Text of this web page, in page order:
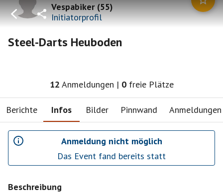
Vespabiker(55)
Initiatorprofil
Steel-Darts Heuboden
12 Anmeldungen | 0 freie Plätze
Berichte Infos Bilder Pinnwand Anmeldungen
Anmeldung nicht möglich
Das Event fand bereits statt
Beschreibung